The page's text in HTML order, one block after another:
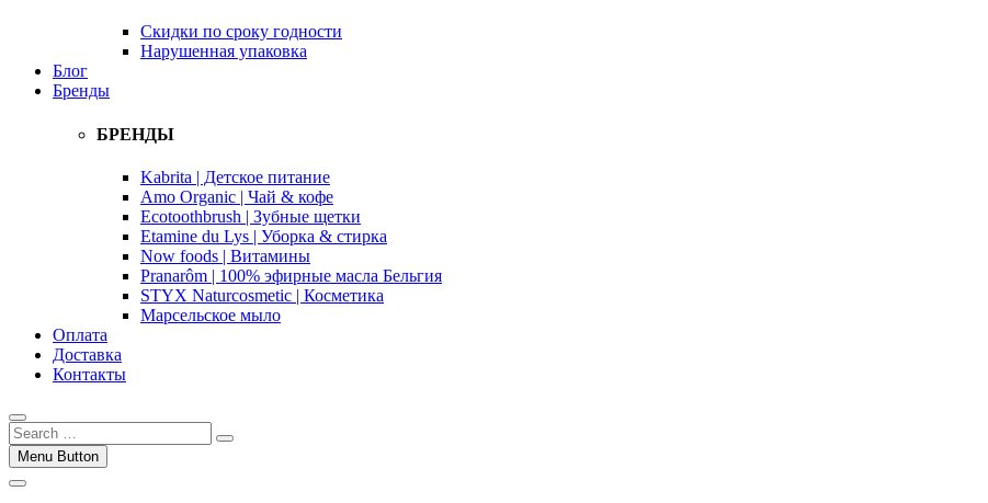
Скидки по сроку годности
Нарушенная упаковка
Блог
Бренды
БРЕНДЫ
Kabrita | Детское питание
Amo Organic | Чай & кофе
Ecotoothbrush | Зубные щетки
Etamine du Lys | Уборка & стирка
Now foods | Витамины
Pranarôm | 100% эфирные масла Бельгия
STYX Naturcosmetic | Косметика
Марсельское мыло
Оплата
Доставка
Контакты
Menu Button